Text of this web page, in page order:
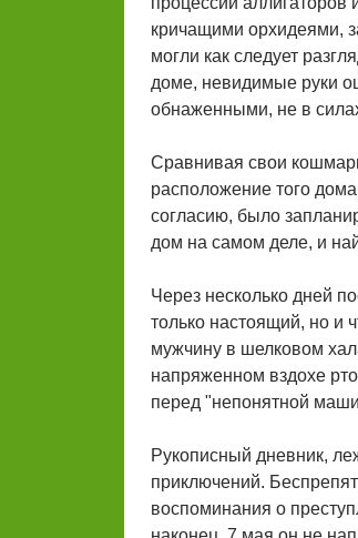
кричащими орхидеями,
могли как следует
доме, невидимые руки
обнаженными, не в
Сравнивая свои
расположение того
согласию, было
дом на самом деле, и
Через несколько дней
только настоящий, но и
мужчину в шелковом
напряженном вздохе
перед "непонятной
Рукописный дневник,
приключений.
воспоминания о